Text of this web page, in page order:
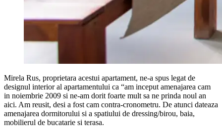
Mirela Rus, proprietara acestui apartament, ne-a spus legat de
designul interior al apartamentului ca “am inceput amenajarea cam
in noiembrie 2009 si ne-am dorit foarte mult sa ne prinda noul an
aici. Am reusit, desi a fost cam contra-cronometru. De atunci dateaza
amenajarea dormitorului si a spatiului de dressing/birou, baia,
mobilierul de bucatarie si terasa.